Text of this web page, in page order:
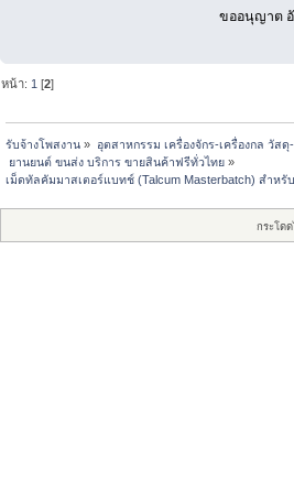
ขออนุญาต
หน้า: 1 [2]
รับจ้างโพสงาน » อุตสาหกรรม เครื่องจักร-เครื่องกล วัส
ยานยนต์ ขนส่ง บริการ ขายสินค้าฟรีทั่วไทย »
เม็ดทัลคัมมาสเตอร์แบทช์ (Talcum Masterbatch) สำห
กระโด